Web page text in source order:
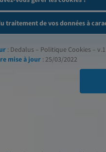
traitement de vos données à
: Dedalus – Politique Cookies –
mise à jour : 25/03/2022